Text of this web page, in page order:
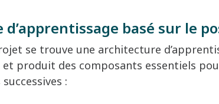
d’apprentissage basé sur le
se trouve une architecture
produit des composants essentiels
: